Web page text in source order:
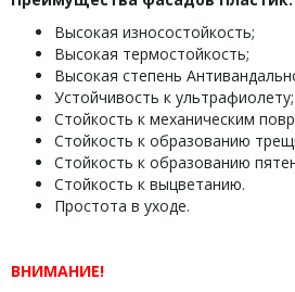
Высокая износостойкость;
Высокая термостойкость;
Высокая степень
Устойчивость к ультрафиолету;
Стойкость к механическим
Стойкость к образованию
Стойкость к образованию
Стойкость к выцветанию.
Простота в уходе.
ВНИМАНИЕ!